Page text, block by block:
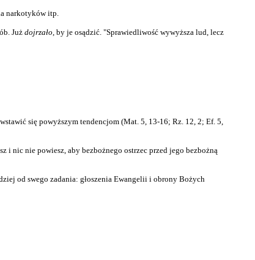
narkotyków itp.
Już dojrzało , by je osądzić. "Sprawiedliwość wywyższa lud, lecz
się powyższym tendencjom (Mat. 5, 13-16; Rz. 12, 2; Ef. 5,
i nic nie powiesz, aby bezbożnego ostrzec przed jego bezbożną
od swego zadania: głoszenia Ewangelii i obrony Bożych